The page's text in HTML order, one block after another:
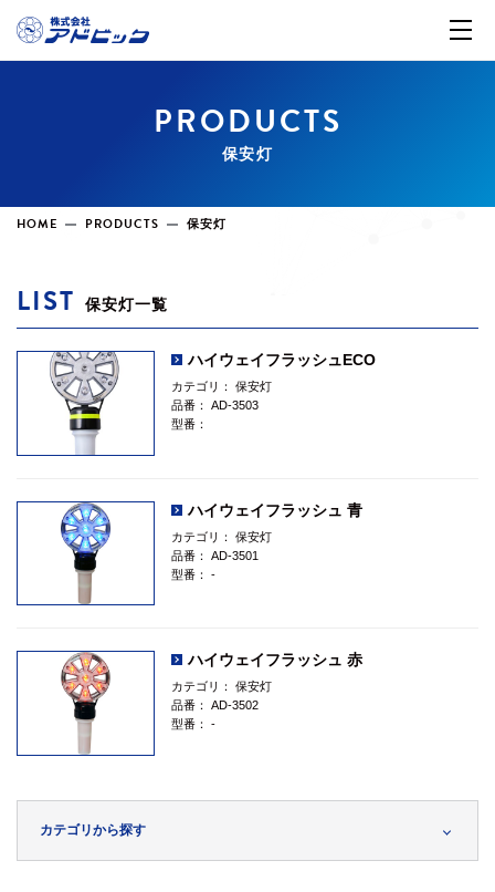
PRODUCTS
保安灯
HOME PRODUCTS 保安灯
LIST 保安灯一覧
ハイウェイフラッシュECO
カテゴリ：
保安灯
品番：
AD-3503
型番：
ハイウェイフラッシュ 青
カテゴリ：
保安灯
品番：
AD-3501
型番：
-
ハイウェイフラッシュ 赤
カテゴリ：
保安灯
品番：
AD-3502
型番：
-
カテゴリから探す